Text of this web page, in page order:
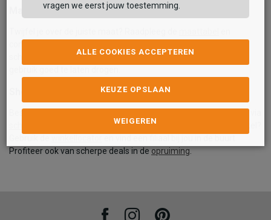
Maat, pasvorm & onderhoud
controleer pasvormtips in de productbeschrijving. Houd je
schoenen langer mooi door ze regelmatig te reinigen en na
Shop New Balance bij Schuurman Schoenen
Bestel jouw favoriete
schoenen eenvoudig online via
schuurman-schoenen.nl/new-balance. Liever passen in de winkel?
Profiteer ook van scherpe deals in deopruiming.
FacebookInstagramPinterest
vragen we eerst jouw toestemming.
ALLE COOKIES ACCEPTEREN
KEUZE OPSLAAN
WEIGEREN